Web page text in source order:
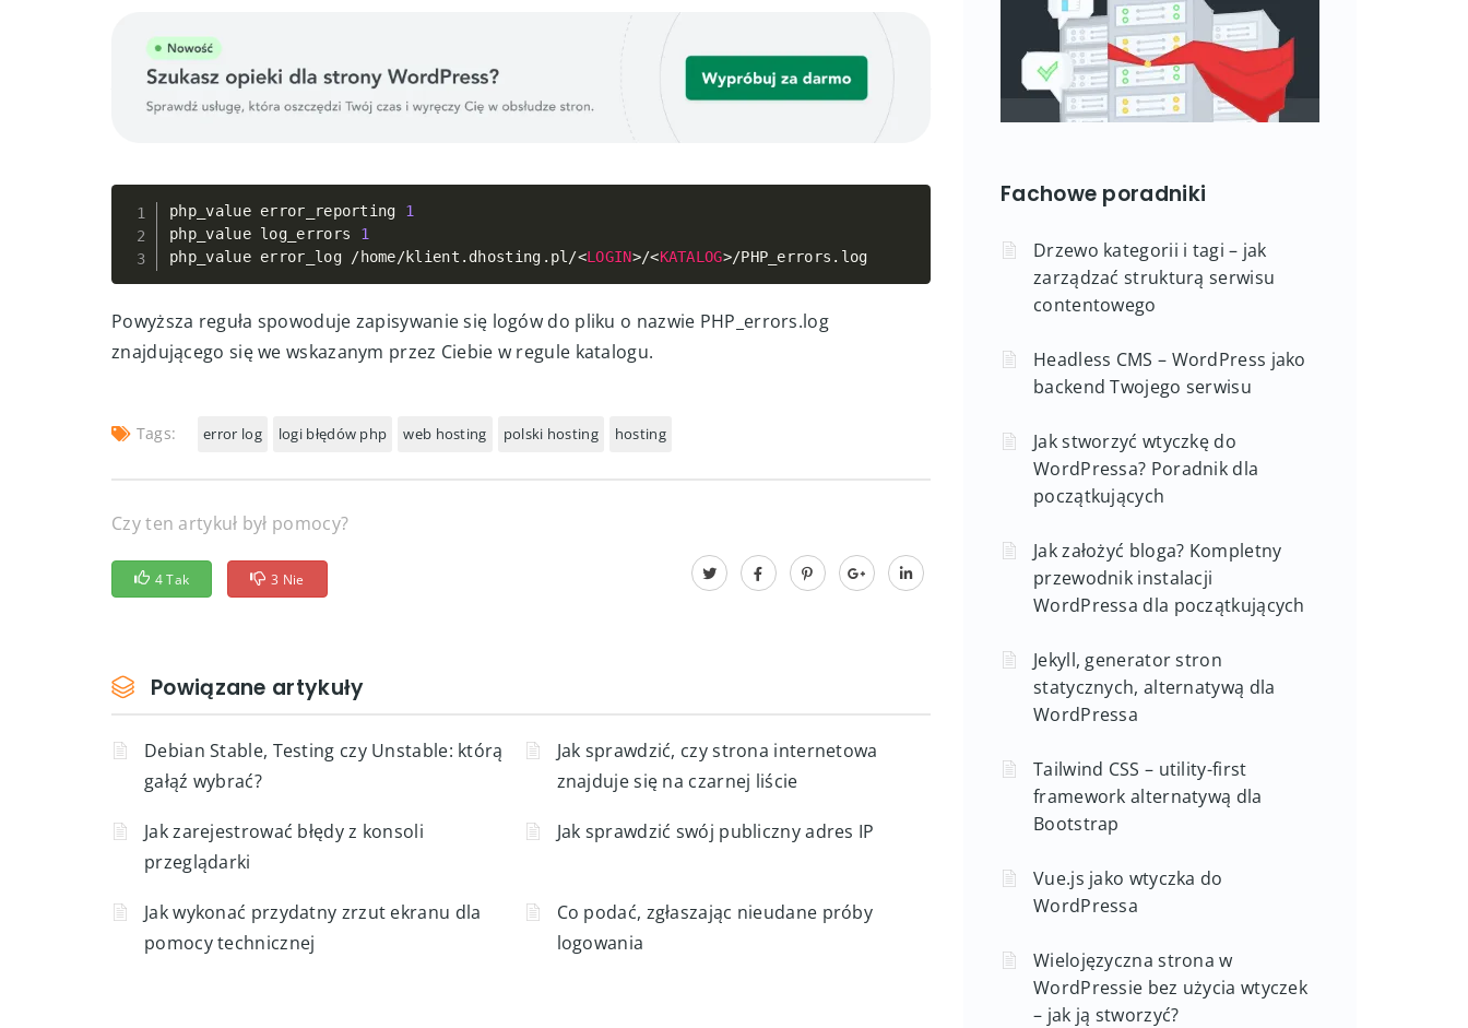
php_value error_reporting 1
php_value log_errors 1
php_value error_log
/home/klient . dhosting . pl /<LOGIN>/<KATALOG>/PHP_errors . log
Powyższa reguła spowoduje zapisywanie się logów do pliku o nazwie PHP_errors.log
znajdującego się we wskazanym przez Ciebie w regule katalogu.
Tags: error log logi błędów php web hosting polski hosting hosting
Czy ten artykuł był pomocy?
4 Tak 3 Nie
Powiązane artykuły
Debian Stable, Testing czy Unstable: którą
gałąź wybrać?
Jak sprawdzić, czy strona internetowa
znajduje się na czarnej liście
Jak zarejestrować błędy z konsoli
przeglądarki
Jak sprawdzić swój publiczny adres IP
Jak wykonać przydatny zrzut ekranu dla
pomocy technicznej
Co podać, zgłaszając nieudane próby
logowania
Fachowe poradniki
Drzewo kategorii i tagi – jak
zarządzać strukturą serwisu
contentowego
Headless CMS – WordPress jako
backend Twojego serwisu
Jak stworzyć wtyczkę do
WordPressa? Poradnik dla
początkujących
Jak założyć bloga? Kompletny
przewodnik instalacji
WordPressa dla początkujących
Jekyll, generator stron
statycznych, alternatywą dla
WordPressa
Tailwind CSS – utility-first
framework alternatywą dla
Bootstrap
Vue.js jako wtyczka do
WordPressa
Wielojęzyczna strona w
WordPressie bez użycia wtyczek
– jak ją stworzyć?